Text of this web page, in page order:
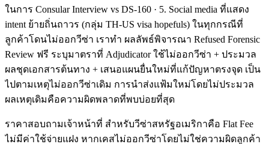
ในการ Consular Interview vs DS-160 · 5. Social media ที่แสดง
intent ย้ายถิ่นถาวร (กลุ่ม TH-US visa hopefuls) ในทุกกรณีที่
ลูกค้าโดนไม่ออกวีซ่า เราทำ ผลลัพธ์พิจารณา Refused Forensic
Review ฟรี ระบุมาตราที่ Adjudicator ใช้ไม่ออกวีซ่า + ประมวล
ผลชุดเอกสารต้นทาง + เสนอแผนยื่นใหม่ที่แก้ปัญหาตรงจุด เป็น
ไปตามเหตุไม่ออกวีซ่าเดิม การนำส่งแฟ้มใหม่โดยไม่ประมวล
ผลเหตุเดิมคือความผิดพลาดที่พบบ่อยที่สุด
ราคาสอบถามเจ้าหน้าที่ สำหรับวีซ่าสหรัฐอเมริกาคือ Flat Fee
ไม่มีค่าใช้จ่ายแฝง หากเคสไม่ออกวีซ่าโดยไม่ใช่ความผิดลูกค้า